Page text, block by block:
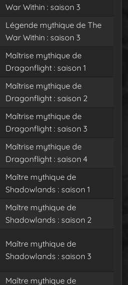
War Within : saison 3
Légende mythique de The
War Within : saison 3
Maîtrise mythique de
Dragonflight : saison 1
Maîtrise mythique de
Dragonflight : saison 2
Maîtrise mythique de
Dragonflight : saison 3
Maîtrise mythique de
Dragonflight : saison 4
Maître mythique de
Shadowlands : saison 1
Maître mythique de
Shadowlands : saison 2
Maître mythique de
Shadowlands : saison 3
Maître mythique de